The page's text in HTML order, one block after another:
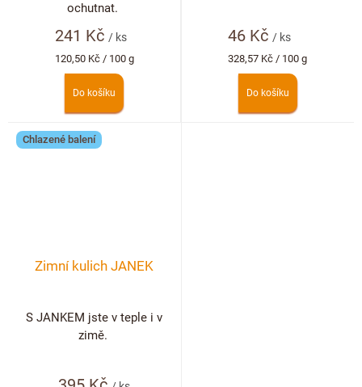
241 Kč / ks
Měrná
cena:
120,50 Kč / 100 g
Do košíku
ochutnat.
46 Kč/ ks
Měrná
cena:
328,57 Kč / 100 g
Do košíku
Chlazené balení
Zimní kulich JANEK
S JANKEM jste v teple i v
zimě.